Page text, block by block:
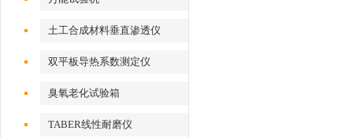
土工合成材料垂直渗透仪
双平板导热系数测定仪
臭氧老化试验箱
TABER线性耐磨仪